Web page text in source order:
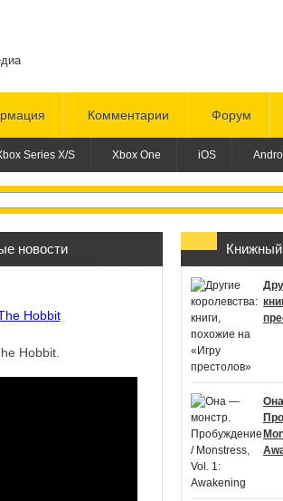
Комментарии Форум
Series X/S Xbox One iOS
новости
Hobbit.
Книжный